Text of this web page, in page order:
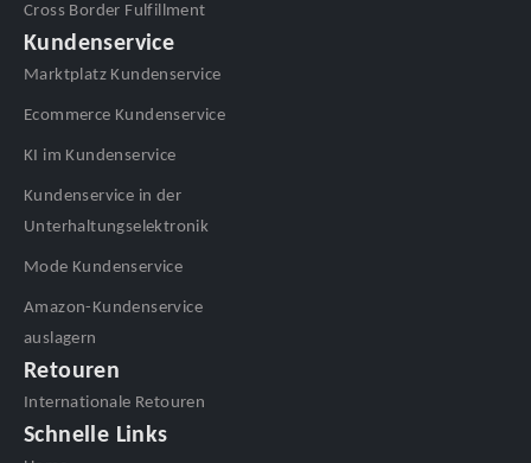
Cross Border Fulfillment
Kundenservice
Marktplatz Kundenservice
Ecommerce Kundenservice
KI im Kundenservice
Kundenservice in der
Unterhaltungselektronik
Mode Kundenservice
Amazon-Kundenservice
auslagern
Retouren
Internationale Retouren
Schnelle Links